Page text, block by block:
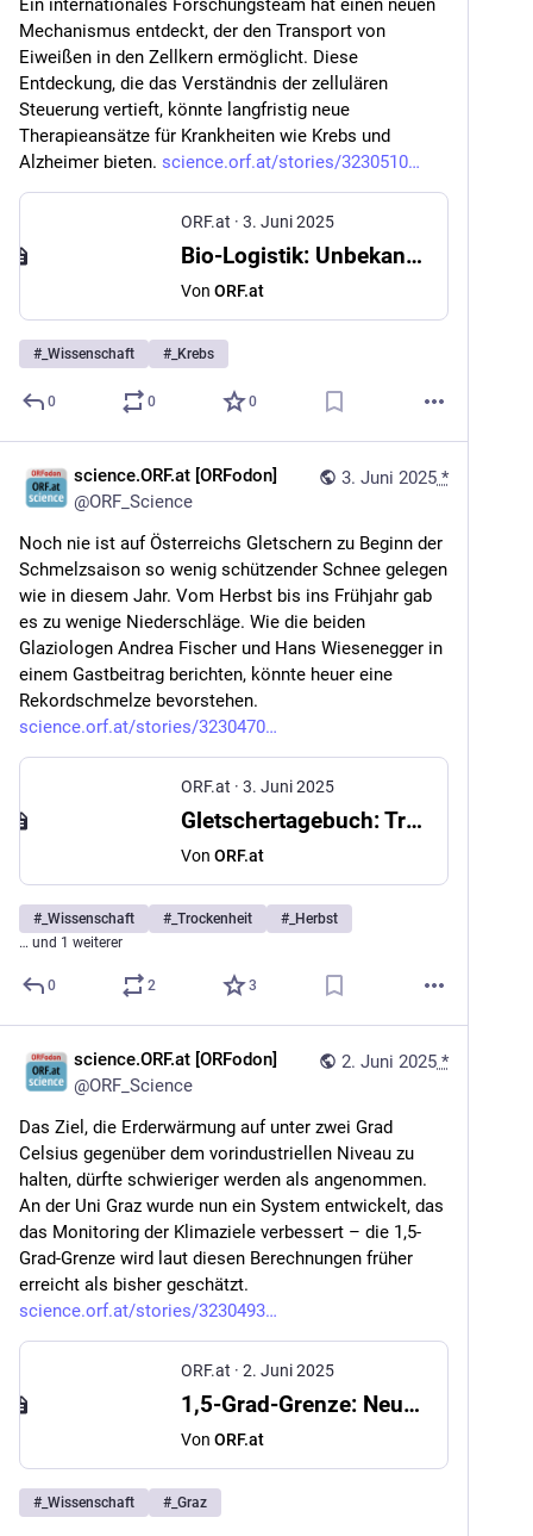
Ein internationales Forschungsteam hat einen neuen
Mechanismus entdeckt, der den Transport von
Eiweißen in den Zellkern ermöglicht. Diese
Entdeckung, die das Verständnis der zellulären
Steuerung vertieft, könnte langfristig neue
Therapieansätze für Krankheiten wie Krebs und
Alzheimer bieten. science.orf.at/stories/3230510
ORF.at · 3. Juni 2025
Bio-Logistik: Unbekannter Transportweg ins Zellinnere entdeckt
Von ORF.at
# _Wissenschaft # _Krebs
0 0 0
3. Juni 2025 *
science.ORF.at [ORFodon]
@ORF_Science
Noch nie ist auf Österreichs Gletschern zu Beginn der
Schmelzsaison so wenig schützender Schnee gelegen
wie in diesem Jahr. Vom Herbst bis ins Frühjahr gab
es zu wenige Niederschläge. Wie die beiden
Glaziologen Andrea Fischer und Hans Wiesenegger in
einem Gastbeitrag berichten, könnte heuer eine
Rekordschmelze bevorstehen.
science.orf.at/stories/3230470
ORF.at · 3. Juni 2025
Gletschertagebuch: Trockenheit lässt Gletscher rasant schmelzen
Von ORF.at
# _Wissenschaft # _Trockenheit # _Herbst
… und 1 weiterer
0 2 3
2. Juni 2025 *
science.ORF.at [ORFodon]
@ORF_Science
Das Ziel, die Erderwärmung auf unter zwei Grad
Celsius gegenüber dem vorindustriellen Niveau zu
halten, dürfte schwieriger werden als angenommen.
An der Uni Graz wurde nun ein System entwickelt, das
das Monitoring der Klimaziele verbessert – die 1,5-
Grad-Grenze wird laut diesen Berechnungen früher
erreicht als bisher geschätzt.
science.orf.at/stories/3230493
ORF.at · 2. Juni 2025
1,5-Grad-Grenze: Neues Monitoringsystem für Klimaziele entwickelt
Von ORF.at
# _Wissenschaft # _Graz